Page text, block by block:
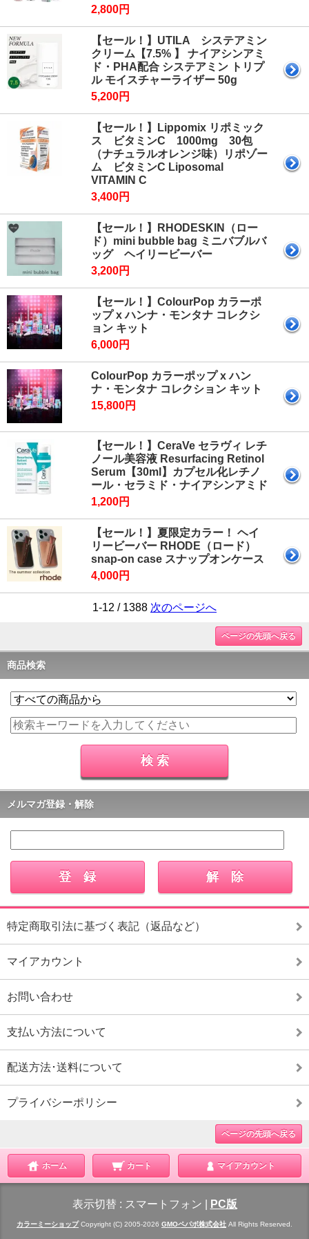
2,800円
【セール！】UTILA システアミン
クリーム【7.5% 】 ナイアシンアミ
ド・PHA配合 システアミン トリプ
ル モイスチャーライザー 50g
5,200円
【セール！】Lippomix リポミック
ス ビタミンC 1000mg 30包
（ナチュラルオレンジ味）リポゾー
ム ビタミンC Liposomal
VITAMIN C
3,400円
【セール！】RHODESKIN（ロー
ド）mini bubble bag ミニバブルバ
ッグ ヘイリービーバー
3,200円
【セール！】ColourPop カラーポ
ップ x ハンナ・モンタナ コレクシ
ョン キット
6,000円
ColourPop カラーポップ x ハン
ナ・モンタナ コレクション キット
15,800円
【セール！】CeraVe セラヴィ レチ
ノール美容液 Resurfacing Retinol
Serum【30ml】カプセル化レチノ
ール・セラミド・ナイアシンアミド
1,200円
【セール！】夏限定カラー！ ヘイ
リービーバー RHODE（ロード）
snap-on case スナップオンケース
4,000円
1-12 / 1388 次のページへ
ページの先頭へ戻る
商品検索
メルマガ登録・解除
特定商取引法に基づく表記（返品など）
マイアカウント
お問い合わせ
支払い方法について
配送方法･送料について
プライバシーポリシー
ページの先頭へ戻る
ホーム カート マイアカウント
表示切替 : スマートフォン PC版
カラーミーショップ Copyright (C) 2005-2026 GMOペパボ株式会社 All Rights Reserved.